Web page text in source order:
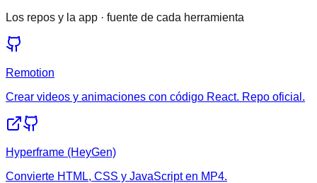
Los repos y la app · fuente de cada herramienta
Remotion
Crear videos y animaciones con código React. Repo oficial.
Hyperframe (HeyGen)
Convierte HTML, CSS y JavaScript en MP4.